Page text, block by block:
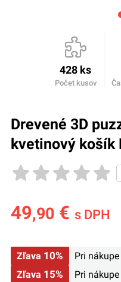
428 ks
Počet kusov
Drevené 3D
kvetinový košík
49,90€ s DPH
Zľava 10% Pri
Zľava 15% Pri